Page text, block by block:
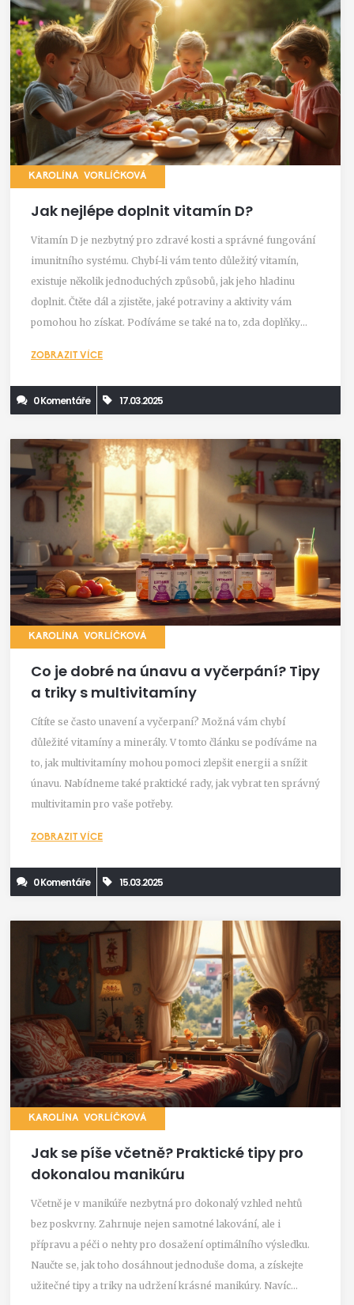
KAROLÍNA VORLÍČKOVÁ
Jak nejlépe doplnit vitamín D?
Vitamín D je nezbytný pro zdravé kosti a správné fungování
imunitního systému. Chybí-li vám tento důležitý vitamín,
existuje několik jednoduchých způsobů, jak jeho hladinu
doplnit. Čtěte dál a zjistěte, jaké potraviny a aktivity vám
pomohou ho získat. Podíváme se také na to, zda doplňky
ale i na praktické tipy pro lepší zdraví.
ZOBRAZIT VÍCE
0 Komentáře 17.03.2025
KAROLÍNA VORLÍČKOVÁ
Co je dobré na únavu a vyčerpání? Tipy
a triky s multivitamíny
Cítíte se často unavení a vyčerpaní? Možná vám chybí
důležité vitamíny a minerály. V tomto článku se podíváme na
to, jak multivitamíny mohou pomoci zlepšit energii a snížit
únavu. Nabídneme také praktické rady, jak vybrat ten správný
multivitamin pro vaše potřeby.
ZOBRAZIT VÍCE
0 Komentáře 15.03.2025
KAROLÍNA VORLÍČKOVÁ
Jak se píše včetně? Praktické tipy pro
dokonalou manikúru
Včetně je v manikúře nezbytná pro dokonalý vzhled nehtů
bez poskvrny. Zahrnuje nejen samotné lakování, ale i
přípravu a péči o nehty pro dosažení optimálního výsledku.
Naučte se, jak toho dosáhnout jednoduše doma, a získejte
užitečné tipy a triky na udržení krásné manikúry. Navíc